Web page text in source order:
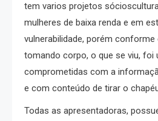
tem varios projetos
mulheres de baixa renda e em
vulnerabilidade, porém
tomando corpo, o que se viu, foi
comprometidas com a
e com conteúdo de tirar o
Todas as apresentadoras,